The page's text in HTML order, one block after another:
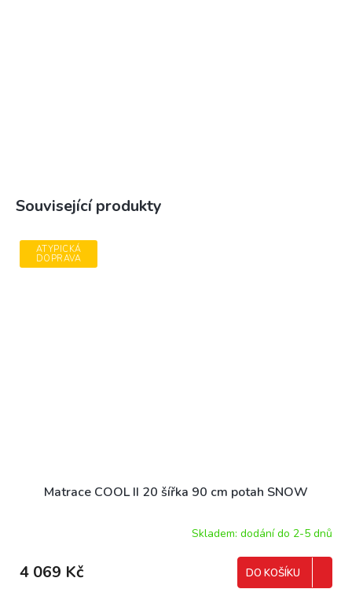
Související produkty
ATYPICKÁ
DOPRAVA
Matrace COOL II 20 šířka 90 cm potah SNOW
Skladem: dodání do 2-5 dnů
4 069 Kč DO KOŠÍKU